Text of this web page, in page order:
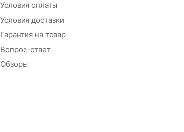
Условия оплаты
Условия доставки
Гарантия на товар
Вопрос-ответ
Обзоры